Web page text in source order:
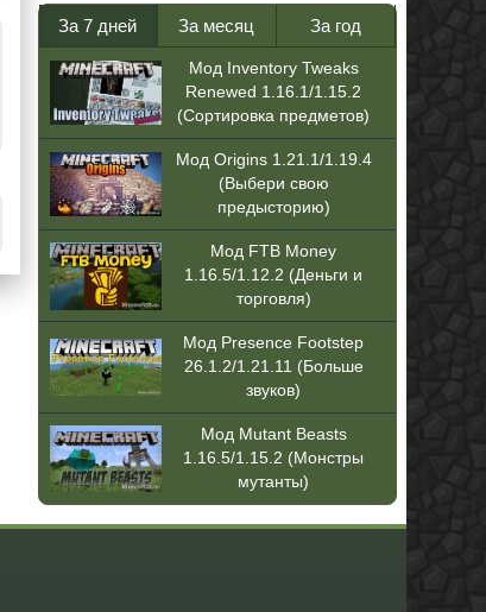
За 7 дней За месяц За год
Мод Inventory Tweaks
Renewed 1.16.1/1.15.2
(Сортировка предметов)
Мод Origins 1.21.1/1.19.4
(Выбери свою
предысторию)
Мод FTB Money
1.16.5/1.12.2 (Деньги и
торговля)
Мод Presence Footstep
26.1.2/1.21.11 (Больше
звуков)
Мод Mutant Beasts
1.16.5/1.15.2 (Монстры
мутанты)